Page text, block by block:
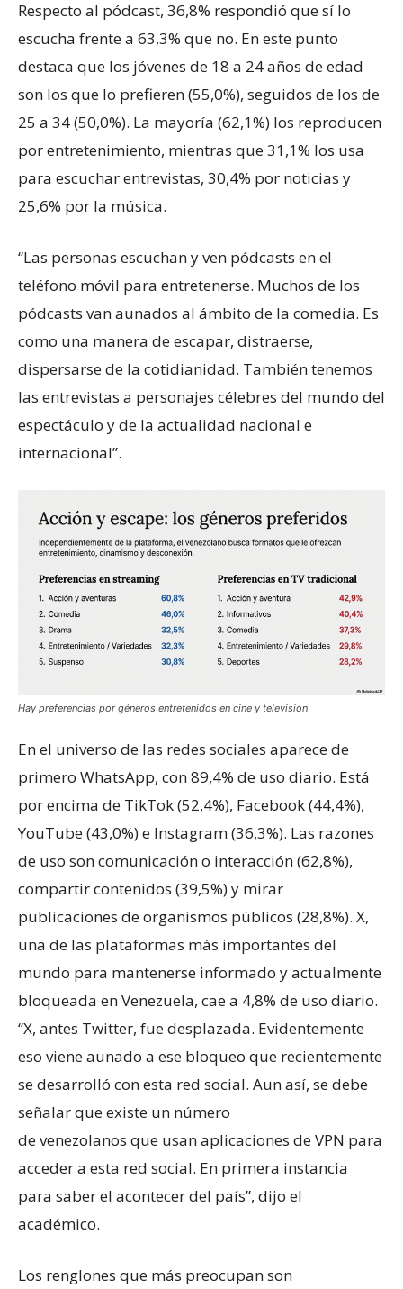
Respecto al pódcast, 36,8% respondió que sí lo
escucha frente a 63,3% que no. En este punto
destaca que los jóvenes de 18 a 24 años de edad
son los que lo prefieren (55,0%), seguidos de los de
25 a 34 (50,0%). La mayoría (62,1%) los reproducen
por entretenimiento, mientras que 31,1% los usa
para escuchar entrevistas, 30,4% por noticias y
25,6% por la música.
“Las personas escuchan y ven pódcasts en el
teléfono móvil para entretenerse. Muchos de los
pódcasts van aunados al ámbito de la comedia. Es
como una manera de escapar, distraerse,
dispersarse de la cotidianidad. También tenemos
las entrevistas a personajes célebres del mundo del
espectáculo y de la actualidad nacional e
internacional”.
Hay preferencias por géneros entretenidos en cine y televisión
En el universo de las redes sociales aparece de
primero WhatsApp, con 89,4% de uso diario. Está
por encima de TikTok (52,4%), Facebook (44,4%),
YouTube (43,0%) e Instagram (36,3%). Las razones
de uso son comunicación o interacción (62,8%),
compartir contenidos (39,5%) y mirar
publicaciones de organismos públicos (28,8%). X,
una de las plataformas más importantes del
mundo para mantenerse informado y actualmente
bloqueada en Venezuela, cae a 4,8% de uso diario.
“X, antes Twitter, fue desplazada. Evidentemente
eso viene aunado a ese bloqueo que recientemente
se desarrolló con esta red social. Aun así, se debe
señalar que existe un número
de venezolanos que usan aplicaciones de VPN para
acceder a esta red social. En primera instancia
para saber el acontecer del país”, dijo el
académico.
Los renglones que más preocupan son